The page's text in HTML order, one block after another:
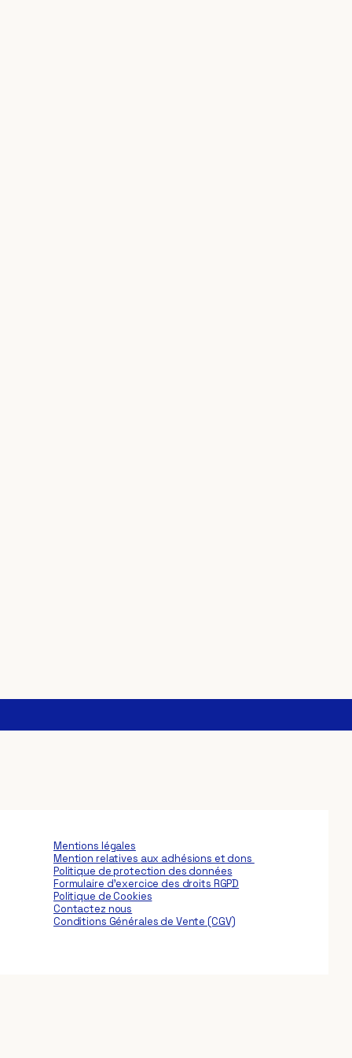
Mentions légales
Mention relatives aux adhésions et dons
Politique de protection des données
Formulaire d’exercice des droits RGPD
Politique de Cookies
Contactez nous
Conditions Générales de Vente (CGV)